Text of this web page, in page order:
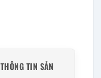
THÔNG TIN SẢN